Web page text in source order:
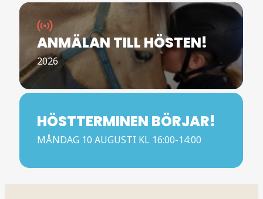
ANMÄLAN TILL HÖSTEN!
2026
HÖSTTERMINEN BÖRJAR!
MÅNDAG 10 AUGUSTI KL 16:00-14:00